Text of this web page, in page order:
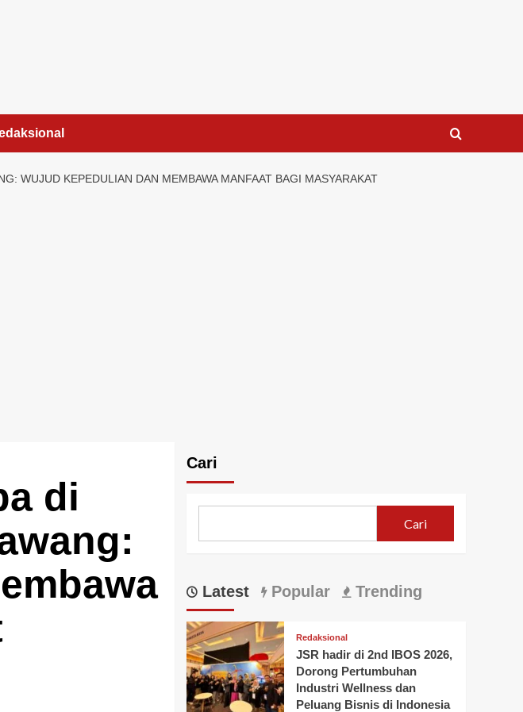
WUJUD KEPEDULIAN DAN MEMBAWA MANFAAT BAGI MASYARAKAT
di
Cari
Cari
Latest Popular Trending
Redaksional
JSR hadir di 2nd IBOS 2026,
Dorong Pertumbuhan
Industri Wellness dan
Peluang Bisnis di Indonesia